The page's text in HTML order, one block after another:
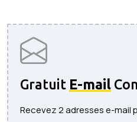
Gratuit E-mail
Recevez 2 adresses e-mail